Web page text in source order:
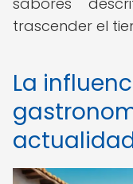
trascender el
La